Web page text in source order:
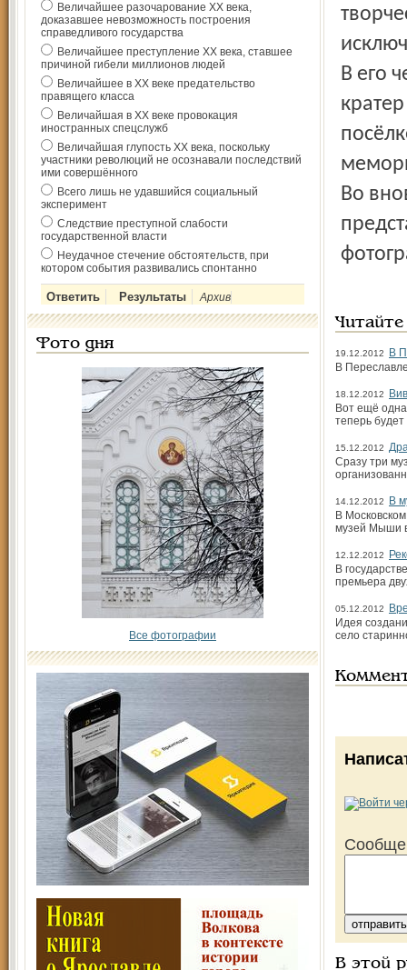
Величайшее разочарование ХХ века,
доказавшее невозможность построения
справедливого государства
Величайшее преступление ХХ века, ставшее
причиной гибели миллионов людей
Величайшее в ХХ веке предательство
правящего класса
Величайшая в ХХ веке провокация
иностранных спецслужб
Величайшая глупость ХХ века, поскольку
участники революций не осознавали последствий
ими совершённого
Всего лишь не удавшийся социальный
эксперимент
Следствие преступной слабости
государственной власти
Неудачное стечение обстоятельств, при
котором события развивались спонтанно
Архив
Фото дня
Все фотографии
В его
Во
19.12.2012
В
В
18.12.2012
Вот ещё
теперь
15.12.2012
Сразу три
14.12.2012
В
В
музей Мыши
12.12.2012
В
премьера
05.12.2012
Идея
село
В этой